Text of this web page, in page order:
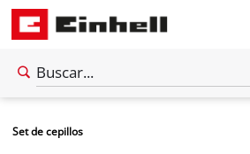
Set de cepillos